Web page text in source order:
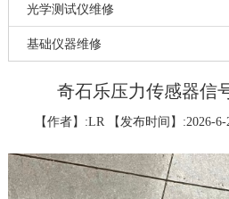
光学测试仪维修
基础仪器维修
奇石乐压力传感器信
【作者】:LR 【发布时间】:2026-